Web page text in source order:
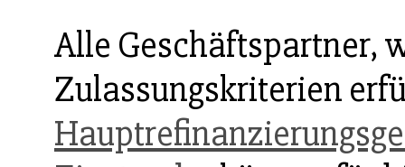
Alle Geschäftspartner,
Zulassungskriterien